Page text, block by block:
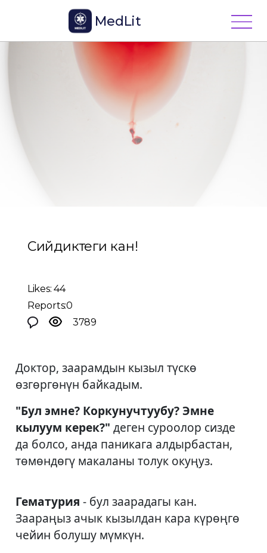
MedLit
Сийдиктеги кан!
Likes: 44
Reports:0
3789
Доктор, заарамдын кызыл түскө
өзгөргөнүн байкадым.
"Бул эмне? Коркунучтуубу? Эмне
кылуум керек?" деген суроолор сизде
да болсо, анда паникага алдырбастан,
төмөндөгү макаланы толук окуңуз.
Гематурия- бул заарадагы кан.
Заараңыз ачык кызылдан кара күрөңгө
чейин болушу мүмкүн.